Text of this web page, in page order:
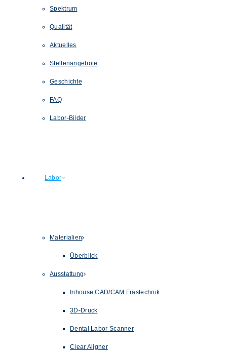
Spektrum
Qualität
Aktuelles
Stellenangebote
Geschichte
FAQ
Labor-Bilder
Labor
Materialien
Überblick
Ausstattung
Inhouse CAD/CAM Frästechnik
3D-Druck
Dental Labor Scanner
Clear Aligner